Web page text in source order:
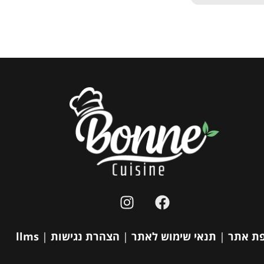
אתר | תנאי שימוש לאתר | הצהרת נגישות |
llms